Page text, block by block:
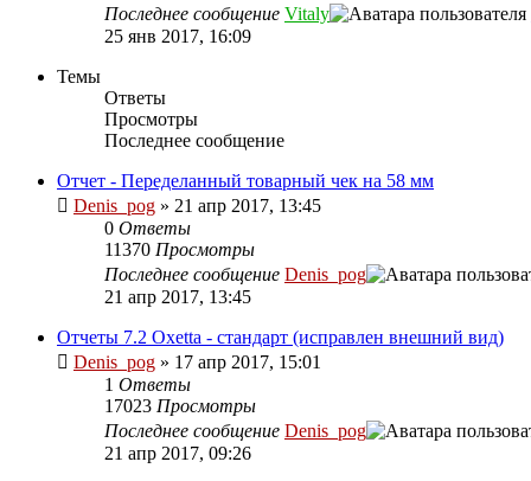
Последнее сообщение Vitaly
25 янв 2017, 16:09
Темы
Ответы
Просмотры
Последнее сообщение
Отчет - Переделанный товарный чек на 58 мм
Denis_pog » 21 апр 2017, 13:45
0 Ответы
11370 Просмотры
Последнее сообщение Denis_pog
21 апр 2017, 13:45
Отчеты 7.2 Oxetta - стандарт (исправлен внешний вид)
Denis_pog » 17 апр 2017, 15:01
1 Ответы
17023 Просмотры
Последнее сообщение Denis_pog
21 апр 2017, 09:26